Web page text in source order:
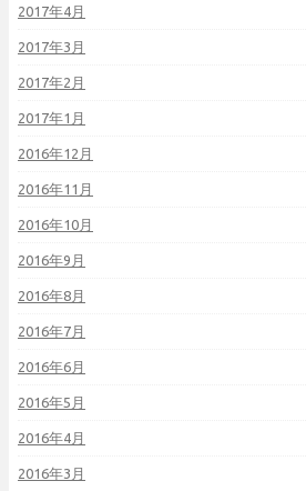
2017年4月
2017年3月
2017年2月
2017年1月
2016年12月
2016年11月
2016年10月
2016年9月
2016年8月
2016年7月
2016年6月
2016年5月
2016年4月
2016年3月